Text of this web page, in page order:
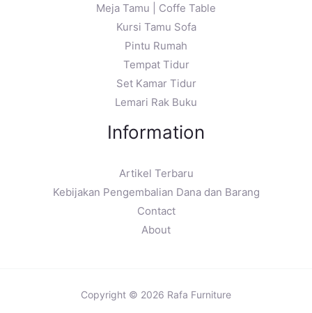
Meja Tamu | Coffe Table
Kursi Tamu Sofa
Pintu Rumah
Tempat Tidur
Set Kamar Tidur
Lemari Rak Buku
Information
Artikel Terbaru
Kebijakan Pengembalian Dana dan Barang
Contact
About
Copyright © 2026 Rafa Furniture